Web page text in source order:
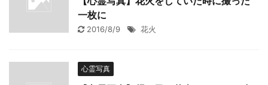
一枚に
2016/8/9 花火
心霊写真